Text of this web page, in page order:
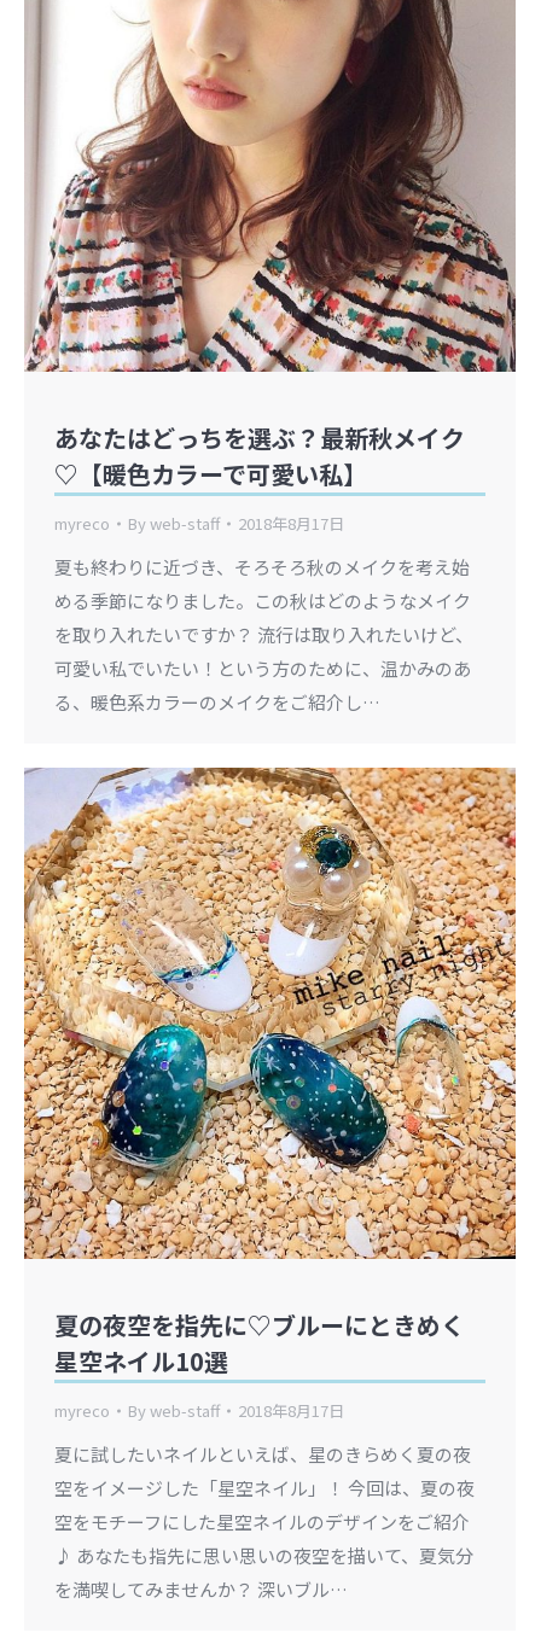
あなたはどっちを選ぶ？最新秋メイク
♡【暖色カラーで可愛い私】
myreco Byweb-staff 2018年8月17日
夏も終わりに近づき、そろそろ秋のメイクを考え始
める季節になりました。この秋はどのようなメイク
を取り入れたいですか？ 流行は取り入れたいけど、
可愛い私でいたい！という方のために、温かみのあ
る、暖色系カラーのメイクをご紹介し…
夏の夜空を指先に♡ブルーにときめく
星空ネイル10選
myreco Byweb-staff 2018年8月17日
夏に試したいネイルといえば、星のきらめく夏の夜
空をイメージした「星空ネイル」！ 今回は、夏の夜
空をモチーフにした星空ネイルのデザインをご紹介
♪ あなたも指先に思い思いの夜空を描いて、夏気分
を満喫してみませんか？ 深いブル…